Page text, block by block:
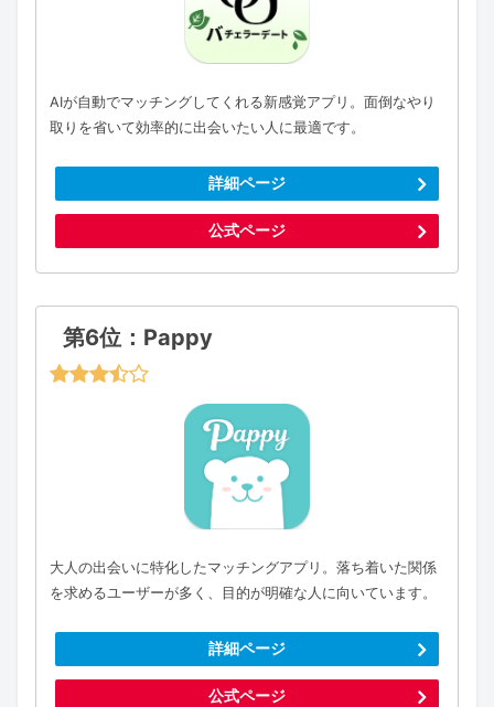
AIが自動でマッチングしてくれる新感覚アプリ。面倒なやり
取りを省いて効率的に出会いたい人に最適です。
詳細ページ
公式ページ
第6位：Pappy
大人の出会いに特化したマッチングアプリ。落ち着いた関係
を求めるユーザーが多く、目的が明確な人に向いています。
詳細ページ
公式ページ